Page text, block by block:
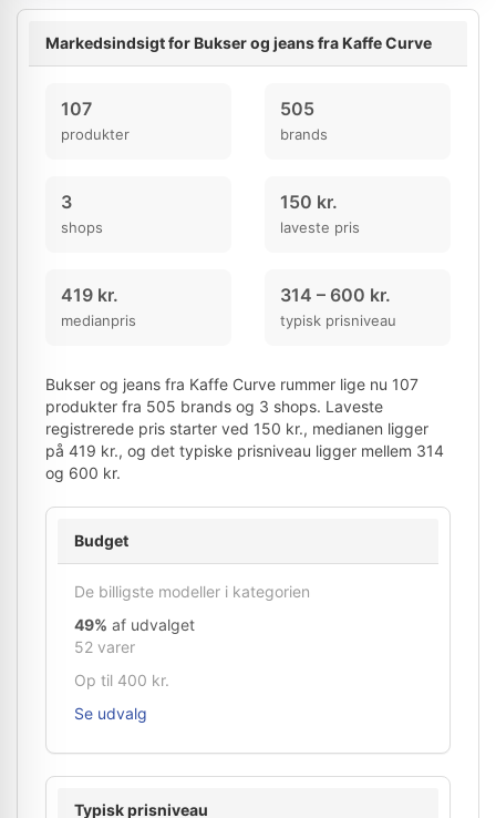
Markedsindsigt for Bukser og jeans fra Kaffe Curve
107
produkter
505
brands
3
shops
150 kr.
laveste pris
419 kr.
medianpris
314 – 600 kr.
typisk prisniveau
Bukser og jeans fra Kaffe Curve rummer lige nu 107
produkter fra 505 brands og 3 shops. Laveste
registrerede pris starter ved 150 kr., medianen ligger
på 419 kr., og det typiske prisniveau ligger mellem 314
og 600 kr.
Budget
De billigste modeller i kategorien
49% af udvalget
52 varer
Op til 400 kr.
Se udvalg
Typisk prisniveau